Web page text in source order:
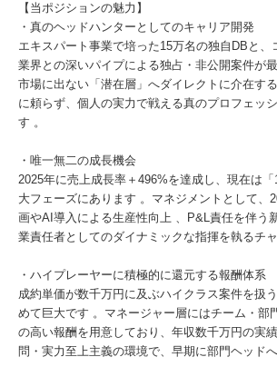
【当ポジションの魅力】
・真のヘッドハンターとしてのキャリア開発
エキスパート事業で培った15万名の独自DBと、
業界との深いパイプによる独占・非公開案件が
市場に出ない「潜在層」へダイレクトに介在す
に頼らず、個人の実力で戦える真のプロフェッ
す 。
・唯一無二の成長機会
2025年に売上成長率＋496%を達成し、現在は
大フェーズにあります 。マネジメントとして、
画やAI導入による生産性向上 、P&L責任を伴う
業責任者としてのダイナミックな指揮を執るチ
・ハイプレーヤーに積極的に還元する報酬体系
成約単価が数千万円に及ぶハイクラス案件を扱
めて巨大です 。マネージャー層にはチーム・部
の高い報酬を用意しており、年収数千万円の実
問・実力至上主義の環境で、早期に部門ヘッド